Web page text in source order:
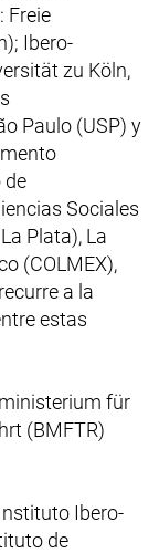
Freie
Ibero-
zu Köln,
Paulo (USP) y
de
Sociales
Plata), La
(COLMEX),
a la
estas
für
(BMFTR)
Ibero-
de